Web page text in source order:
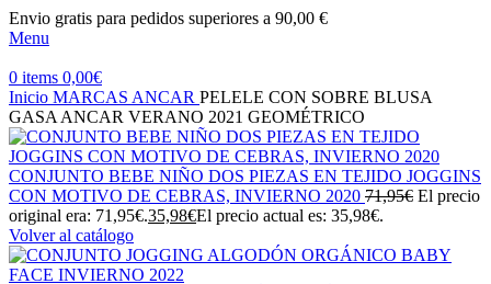
Envio gratis para pedidos superiores a 90,00 €
Menu
0 items 0,00€
Inicio MARCAS ANCAR PELELE CON SOBRE BLUSA
GASA ANCAR VERANO 2021 GEOMÉTRICO
CONJUNTO BEBE NIÑO DOS PIEZAS EN TEJIDO JOGGINS
CON MOTIVO DE CEBRAS, INVIERNO 2020 71,95€ El precio
original era: 71,95€.35,98€El precio actual es: 35,98€.
Volver al catálogo